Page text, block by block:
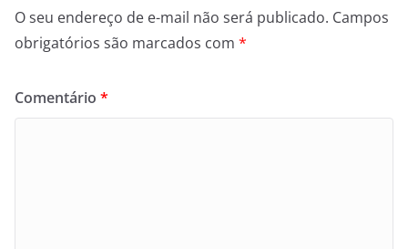
O seu endereço de e-mail não será publicado. Campos
obrigatórios são marcados com *
Comentário *